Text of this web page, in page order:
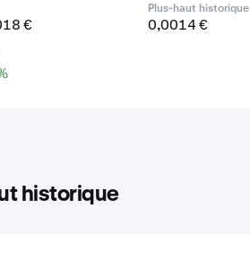
€
Plus-haut historique
0,0014 €
historique